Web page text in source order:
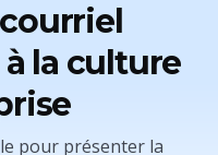
la culture
pour présenter la